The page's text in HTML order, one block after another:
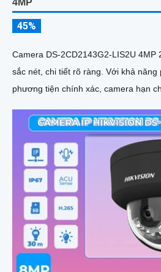
4MP
45%
Camera DS-2CD2143G2-LIS2U 4MP
sắc nét, chi tiết rõ ràng. Với khả năng phân biệt người và
phương tiện chính xác, camera hạn